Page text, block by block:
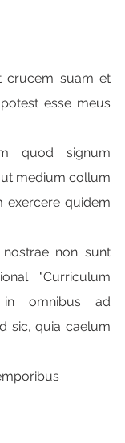
suam et
esse meus
quod signum
medium collum
exercere quidem
non sunt
"Curriculum
in omnibus ad
sic, quia caelum